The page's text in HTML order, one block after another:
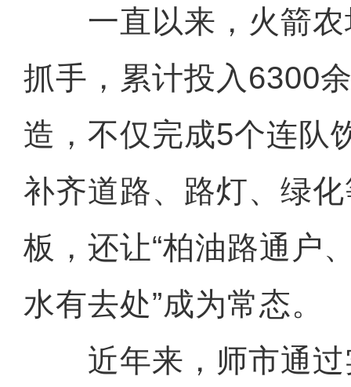
一直以来，火箭农
抓手，累计投入6300
造，不仅完成5个连队
补齐道路、路灯、绿
板，还让“柏油路通户
水有去处”成为常态。
近年来，师市通过